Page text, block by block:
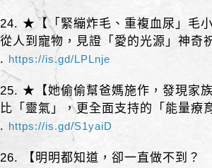
24. ★【「緊繃炸毛、重複血尿」毛
從人到寵物，見證「愛的光源」神奇
. https://is.gd/LPLnje
25. ★【她偷偷幫爸媽施作，發現家
比「靈氣」，更全面支持的「能量療
. https://is.gd/S1yaiD
26. 【明明都知道，卻一直做不到？